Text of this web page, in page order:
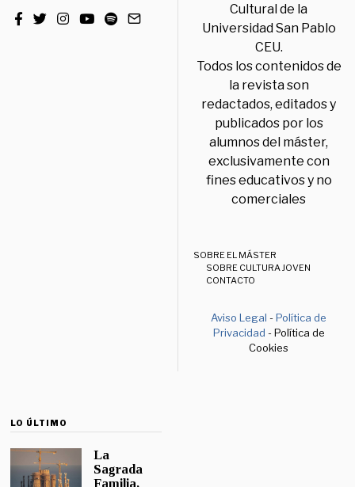
Cultural de la
Universidad San Pablo
CEU.
Todos los contenidos de
la revista son
redactados, editados y
publicados por los
alumnos del máster,
exclusivamente con
fines educativos y no
comerciales
SOBRE EL MÁSTER
SOBRE CULTURA JOVEN
CONTACTO
Aviso Legal -Política de
Privacidad - Política de
Cookies
LO ÚLTIMO
La
Sagrada
Familia,